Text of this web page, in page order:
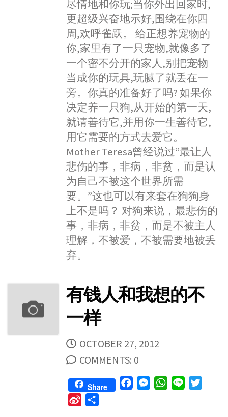
尽情地和你玩;当你外出回家时,
更超级兴奋地示好,围绕在你四
周,欢呼雀跃。 给正想养宠物的
你,家里有了一只宠物,就像多了
一个密不分开的家人,别把宠物
当成你的玩具,玩腻了就丢在一
旁。你真的准备好了吗? 如果你
决定养一只狗,从开始的第一天,
就请善待它,并用你一生善待它,
用它需要的方式去爱它。
Mother Teresa曾经说过“最让人
悲伤的事，非病，非贫，而是认
为自己不被这个世界所需
要。”这也可以有来套在狗狗身
上不是吗？ 对狗来说，最悲伤的
事，非病，非贫，而是不被主人
理解，不被爱，不被需要地被丢
弃。
有钱人和我想的不
一样
PUBLISHED
DATE
OCTOBER 27, 2012
COMMENTS: 0
Share
W